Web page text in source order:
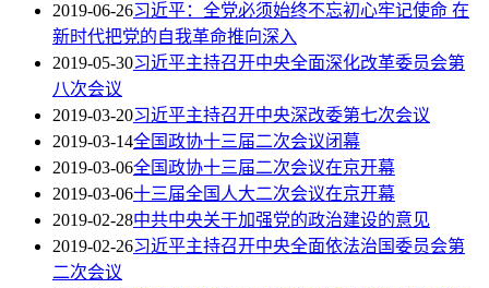
2019-06-26习近平：全党必须始终不忘初心牢记使命 在
新时代把党的自我革命推向深入
2019-05-30习近平主持召开中央全面深化改革委员会第
八次会议
2019-03-20习近平主持召开中央深改委第七次会议
2019-03-14全国政协十三届二次会议闭幕
2019-03-06全国政协十三届二次会议在京开幕
2019-03-06十三届全国人大二次会议在京开幕
2019-02-28中共中央关于加强党的政治建设的意见
2019-02-26习近平主持召开中央全面依法治国委员会第
二次会议